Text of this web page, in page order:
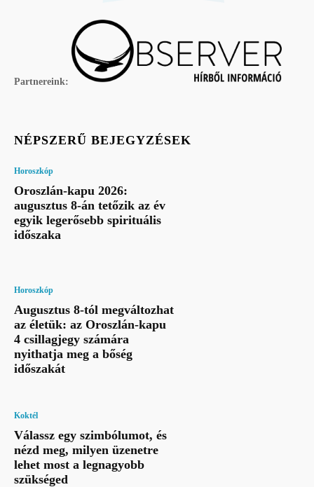
Partnereink:
NÉPSZERŰ BEJEGYZÉSEK
Horoszkóp
Oroszlán-kapu 2026:
augusztus 8-án tetőzik az év
egyik legerősebb spirituális
időszaka
Horoszkóp
Augusztus 8-tól megváltozhat
az életük: az Oroszlán-kapu
4 csillagjegy számára
nyithatja meg a bőség
időszakát
Koktél
Válassz egy szimbólumot, és
nézd meg, milyen üzenetre
lehet most a legnagyobb
szükséged